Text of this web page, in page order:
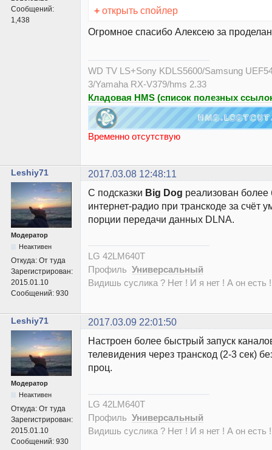
Сообщений:
1,438
+ открыть спойлер
Огромное спасибо Алексею за
WD TV LS+Sony KDLS5600/Samsung
3/Yamaha RX-V379/hms 2.33
Кладовая HMS (список полезных
Временно отсутствую
Leshiy71 2017.03.08 12:48:11
Модератор
Неактивен
Откуда: От туда
Зарегистрирован:
2015.01.10
Сообщений: 930
С подсказки Big Dog реализован более
интернет-радио при транскоде за счёт
порции передачи данных DLNA.
LG 42LM640T
Профиль Универсальный
Видишь суслика ? Нет ! И я нет ! А он есть
Leshiy71 2017.03.09 22:01:50
Модератор
Неактивен
Откуда: От туда
Зарегистрирован:
2015.01.10
Сообщений: 930
Настроен более быстрый запуск
телевидения через транскод (2-3 сек)
проц.
LG 42LM640T
Профиль Универсальный
Видишь суслика ? Нет ! И я нет ! А он есть